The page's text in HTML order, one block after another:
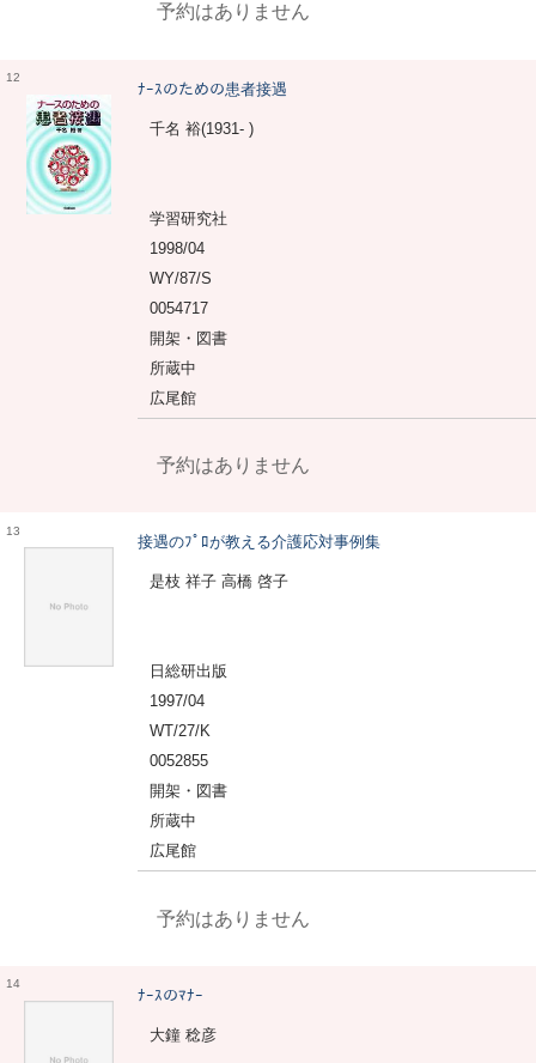
予約はありません
12
ﾅｰｽのための患者接遇
千名 裕(1931- )
学習研究社
1998/04
WY/87/S
0054717
開架・図書
所蔵中
広尾館
予約はありません
13
接遇のﾌﾟﾛが教える介護応対事例集
是枝 祥子 高橋 啓子
日総研出版
1997/04
WT/27/K
0052855
開架・図書
所蔵中
広尾館
予約はありません
14
ﾅｰｽのﾏﾅｰ
大鐘 稔彦